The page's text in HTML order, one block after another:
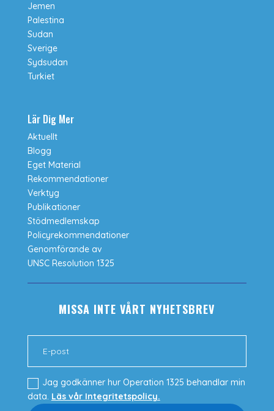
Jemen
Palestina
Sudan
Sverige
Sydsudan
Turkiet
Lär Dig Mer
Aktuellt
Blogg
Eget Material
Rekommendationer
Verktyg
Publikationer
Stödmedlemskap
Policyrekommendationer
Genomförande av
UNSC Resolution 1325
MISSA INTE VÅRT NYHETSBREV
Jag godkänner hur Operation 1325 behandlar min
data. Läs vår Integritetspolicy.